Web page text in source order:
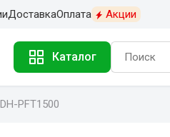
ДоставкаОплата Акции
Каталог
DH-PFT1500